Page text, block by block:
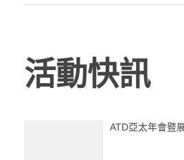
活動快訊
ATD亞太年會暨